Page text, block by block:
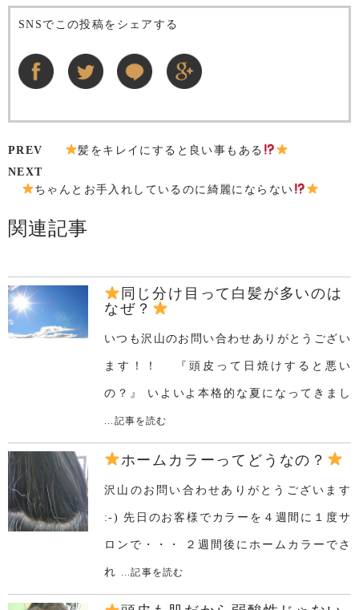
SNSでこの投稿をシェアする
PREV
髪をキレイにすると良い事もある
NEXT
ちゃんとお手入れしているのに綺麗にならない
関連記事
同じ分け目って白髪が多いのは
なぜ？
いつも沢山のお問い合わせありがとうござい
ます！！ 『頭皮って日焼けすると悪い
の？』 いよいよ本格的な夏になってきまし
...記事を読む
ホームカラーってどうなの？
沢山のお問い合わせありがとうございます
:-) 先日のお客様でカラーを４週間に１度サ
ロンで・・・ ２週間後にホームカラーでさ
れ ...記事を読む